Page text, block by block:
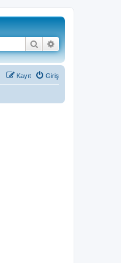
Ara Gelişmiş arama
Giriş
Kayıt